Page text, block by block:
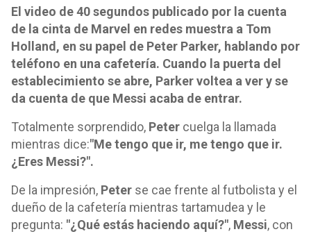
El video de 40 segundos publicado por la cuenta
de la cinta de Marvel en redes muestra a Tom
Holland, en su papel de Peter Parker, hablando por
teléfono en una cafetería. Cuando la puerta del
establecimiento se abre, Parker voltea a ver y se
da cuenta de que Messi acaba de entrar.
Totalmente sorprendido, Peter cuelga la llamada
mientras dice:"Me tengo que ir, me tengo que ir.
¿Eres Messi?".
De la impresión, Peter se cae frente al futbolista y el
dueño de la cafetería mientras tartamudea y le
pregunta: "¿Qué estás haciendo aquí?", Messi, con